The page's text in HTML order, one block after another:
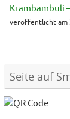
Krambambuli
veröffentlicht am
Seite auf